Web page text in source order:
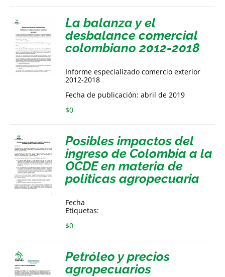
La balanza y el
desbalance comercial
colombiano 2012-2018
Informe especializado comercio exterior
2012-2018
Fecha de publicación: abril de 2019
$0
Posibles impactos del
ingreso de Colombia a la
OCDE en materia de
politicas agropecuaria
Fecha
Etiquetas:
$0
Petróleo y precios
agropecuarios